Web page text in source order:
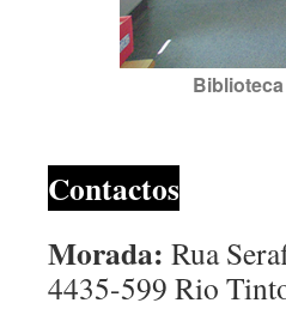
Contactos
Morada: Rua
4435-599 Rio